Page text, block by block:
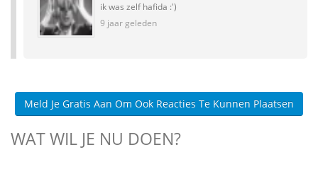
ik was zelf hafida :')
9 jaar geleden
Meld Je Gratis Aan Om Ook Reacties Te Kunnen Plaatsen
WAT WIL JE NU DOEN?